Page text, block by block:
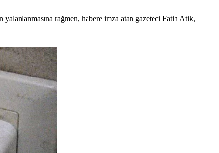
yalanlanmasına rağmen, habere imza atan gazeteci Fatih Atik,